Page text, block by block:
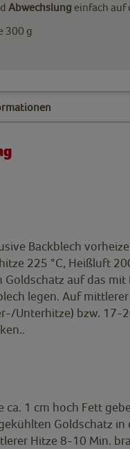
Abwechslung einfach auf
300 g
Backblech
225 °C, Heißluft
auf das mit
legen. Auf
Unterhitze) bzw. 17-
ca. 1 cm hoch Fett
Goldschatz in
Hitze 8-10 Min.